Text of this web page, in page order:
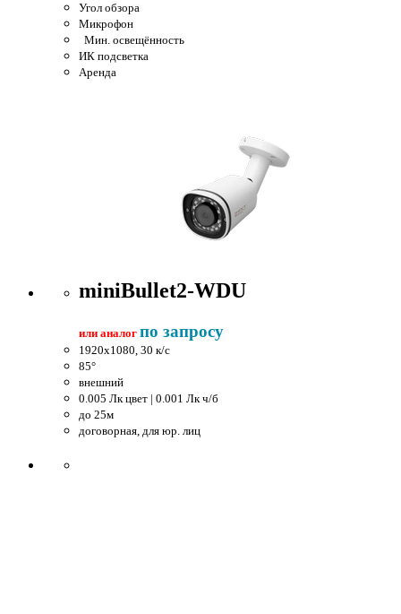
Угол обзора
Микрофон
Мин. освещённость
ИК подсветка
Аренда
miniBullet2-WDU
или аналог по запросу
1920x1080, 30 к/c
85°
внешний
0.005 Лк цвет | 0.001 Лк ч/б
до 25м
договорная, для юр. лиц